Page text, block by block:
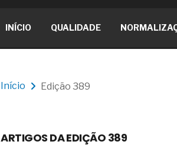
concreto de obras
A próxima vantagem
INÍCIO QUALIDADE
Início Edição 389
ARTIGOS DA EDIÇÃO 389